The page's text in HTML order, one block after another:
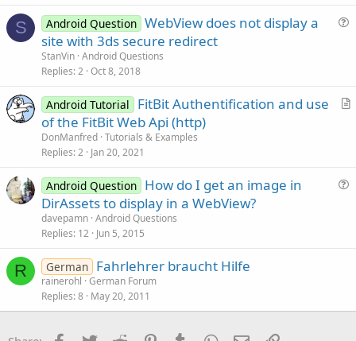
S
i
Android Question WebView does not display a
site with 3ds secure redirect
StanVin Android Questions
Replies 2 Oct 8, 2018
A
Android Tutorial
FitBit Authentification and use
of the FitBit Web Api (http)
DonManfred Tutorials & Examples
Replies 2 Jan 20, 2021
Android Question How do I get an image in
DirAssets to display in a WebView?
davepamn Android Questions
Replies 12 Jun 5, 2015
R German Fahrlehrer braucht Hilfe
rainerohl German Forum
Replies 8 May 20, 2011